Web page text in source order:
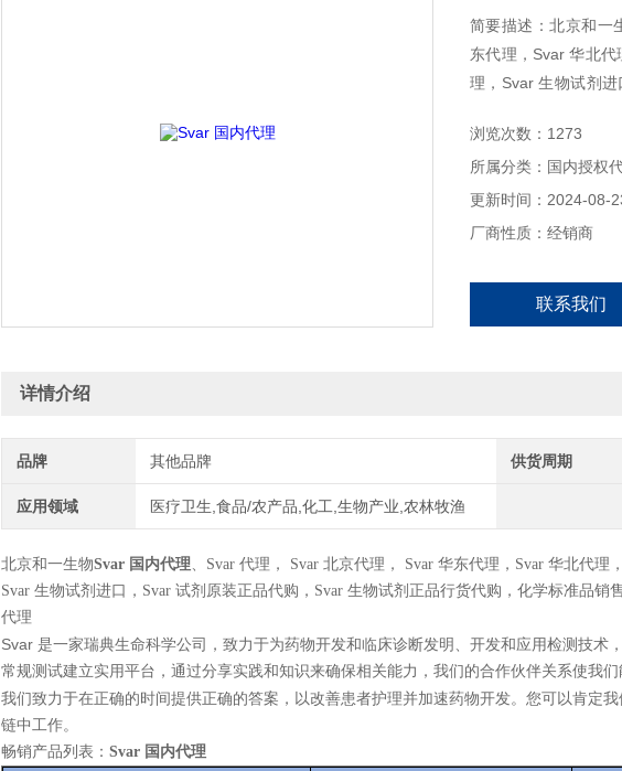
简要描述：北京和一
东代理，Svar 华北
理，Svar 生物试剂
代理
浏览次数：1273
所属分类：国内授权
更新时间：2024-08-
厂商性质：经销商
联系我们
详情介绍
品牌 其他品牌 供货周期
应用领域 医疗卫生,食品/农产品,化工,生物产业,农林牧渔
北京和一生物Svar 国内代理、 Svar 代理， Svar 北京代理， Svar 华东代理， Svar 华北代理，
Svar 生物试剂进口， Svar 试剂原装正品代购， Svar 生物试剂正品行货代购，化学标准品销
代理
Svar 是一家瑞典生命科学公司，致力于为药物开发和临床诊断发明、开发和应用检测技术
常规测试建立实用平台，通过分享实践和知识来确保相关能力，我们的合作伙伴关系使我
我们致力于在正确的时间提供正确的答案，以改善患者护理并加速药物开发。您可以肯定我
链中工作。
畅销产品列表： Svar 国内代理